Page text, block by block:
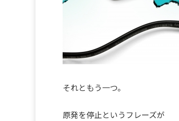
それともう一つ。
原発を停止というフレーズが